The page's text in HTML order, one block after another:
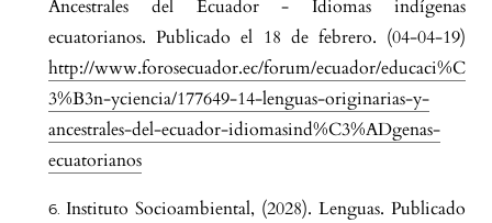
Ancestrales del Ecuador - Idiomas indígenas
ecuatorianos. Publicado el 18 de febrero. (04-04-19)
http://www.forosecuador.ec/forum/ecuador/educaci%C
3%B3n-yciencia/177649-14-lenguas-originarias-y-
ancestrales-del-ecuador-idiomasind%C3%ADgenas-
ecuatorianos
Instituto Socioambiental, (2028). Lenguas. Publicado